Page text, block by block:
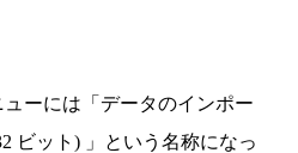
ーには「データのインポー
ビット) 」という名称になっ